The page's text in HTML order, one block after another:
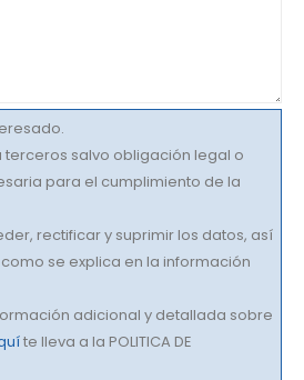
terceros salvo obligación legal o
para el cumplimiento de la
rectificar y suprimir los datos, así
se explica en la información
adicional y detallada sobre
te lleva a la POLITICA DE